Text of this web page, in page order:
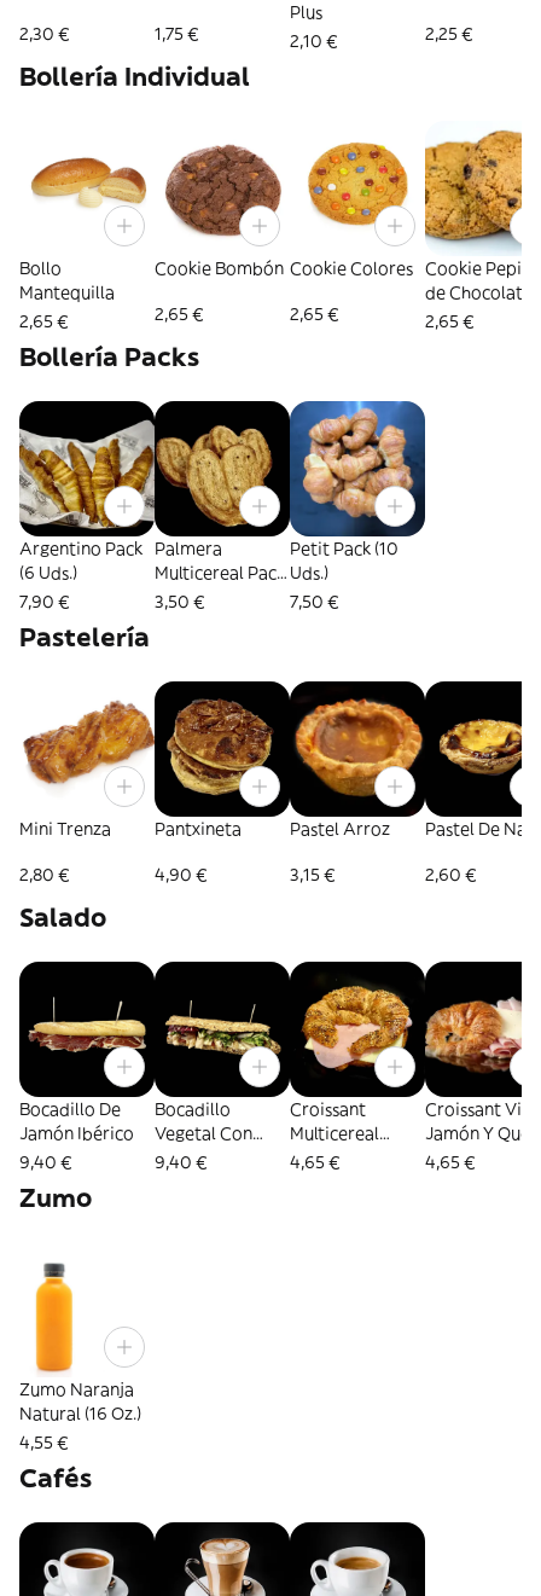
2,30 € 1,75 €
Plus
2,10 €
2,25 €
Bollería Individual
Bollo
Mantequilla
2,65 €
Cookie Bombón
2,65 €
Cookie Colores
2,65 €
Cookie
de Chocolate
2,65 €
Bollería Packs
Argentino Pack
(6 Uds.)
7,90 €
Palmera
Multicereal Pack
(3 Uds.)
3,50 €
Petit Pack (10
Uds.)
7,50 €
Pastelería
Mini Trenza
2,80 €
Pantxineta
4,90 €
Pastel Arroz
3,15 €
Pastel De
2,60 €
Salado
Bocadillo De
Jamón Ibérico
9,40 €
Bocadillo
Vegetal Con
Pollo
9,40 €
Croissant
Multicereal
Jamón Y Queso
4,65 €
Croissant
Jamón Y
4,65 €
Zumo
Zumo Naranja
Natural (16 Oz.)
4,55 €
Cafés